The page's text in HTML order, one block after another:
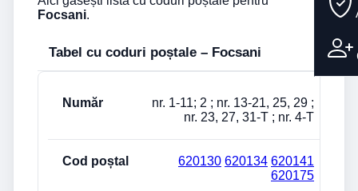
Focsani.
Tabel cu coduri poștale – Focsani
nr. 1-11; 2 ; nr. 13-21, 25, 29 ;
nr. 23, 27, 31-T ; nr. 4-T
620130 620134 620141
620175